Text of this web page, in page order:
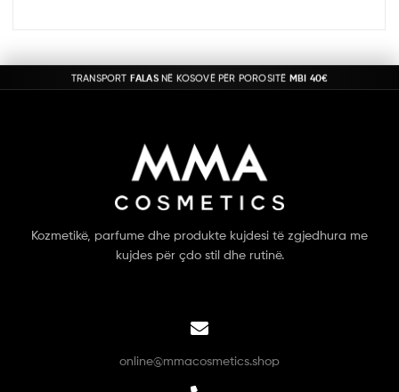
Kozmetikë, parfume dhe produkte kujdesi të zgjedhura me
kujdes për çdo stil dhe rutinë.
online@mmacosmetics.shop
TRANSPORT FALASNË KOSOVË PËR POROSITË MBI 40€